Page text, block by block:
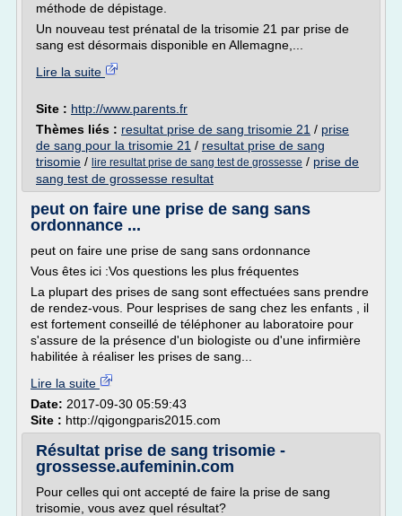
méthode de dépistage.
Un nouveau test prénatal de la trisomie 21 par prise de
sang est désormais disponible en Allemagne,...
Lire la suite
Site : http://www.parents.fr
Thèmes liés : resultat prise de sang trisomie 21 / prise
de sang pour la trisomie 21 / resultat prise de sang
trisomie / lire resultat prise de sang test de grossesse / prise de
sang test de grossesse resultat
peut on faire une prise de sang sans
ordonnance ...
peut on faire une prise de sang sans ordonnance
Vous êtes ici :Vos questions les plus fréquentes
La plupart des prises de sang sont effectuées sans prendre
de rendez-vous. Pour lesprises de sang chez les enfants , il
est fortement conseillé de téléphoner au laboratoire pour
s'assure de la présence d'un biologiste ou d'une infirmière
habilitée à réaliser les prises de sang...
Lire la suite
Date: 2017-09-30 05:59:43
Site : http://qigongparis2015.com
Résultat prise de sang trisomie -
grossesse.aufeminin.com
Pour celles qui ont accepté de faire la prise de sang
trisomie, vous avez quel résultat?